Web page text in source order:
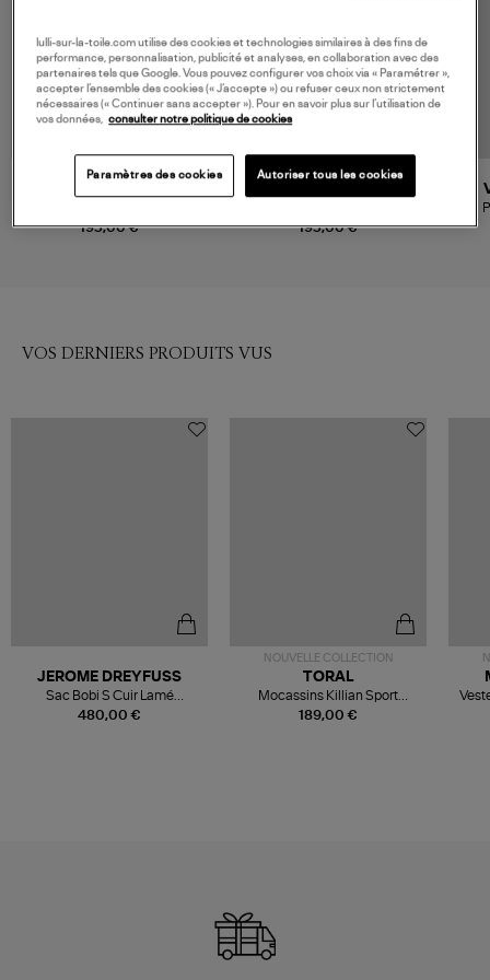
195,00 €
195,00 €
VOS DERNIERS PRODUITS VUS
480,00 €
JEROME DREYFUSS
Sac Bobi S Cuir Lamé
Champagne
NOUVELLE COLLECTION
189,00 €
TORAL
Mocassins Killian Sport
Mousse
lulli-sur-la-toile.com utilise des cookies et technologies similaires à des fins de
performance, personnalisation, publicité et analyses, en collaboration avec des
partenaires tels que Google. Vous pouvez configurer vos choix via « Paramétrer »,
accepter l’ensemble des cookies (« J’accepte ») ou refuser ceux non strictement
nécessaires (« Continuer sans accepter »). Pour en savoir plus sur l’utilisation de
vos données,
consulter notre politique de cookies
Paramètres des cookies Autoriser tous les cookies